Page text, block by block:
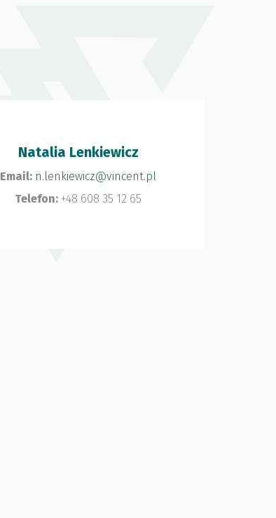
Natalia Lenkiewicz
Email: n.lenkiewicz@vincent.pl
Telefon: +48 608 35 12 65